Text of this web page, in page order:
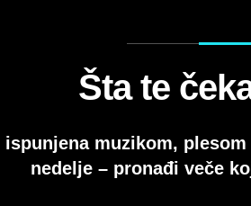
Šta te
ispunjena muzikom,
nedelje – pronađi veče